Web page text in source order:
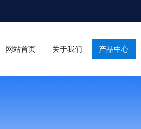
网站首页 关于我们 产品中心